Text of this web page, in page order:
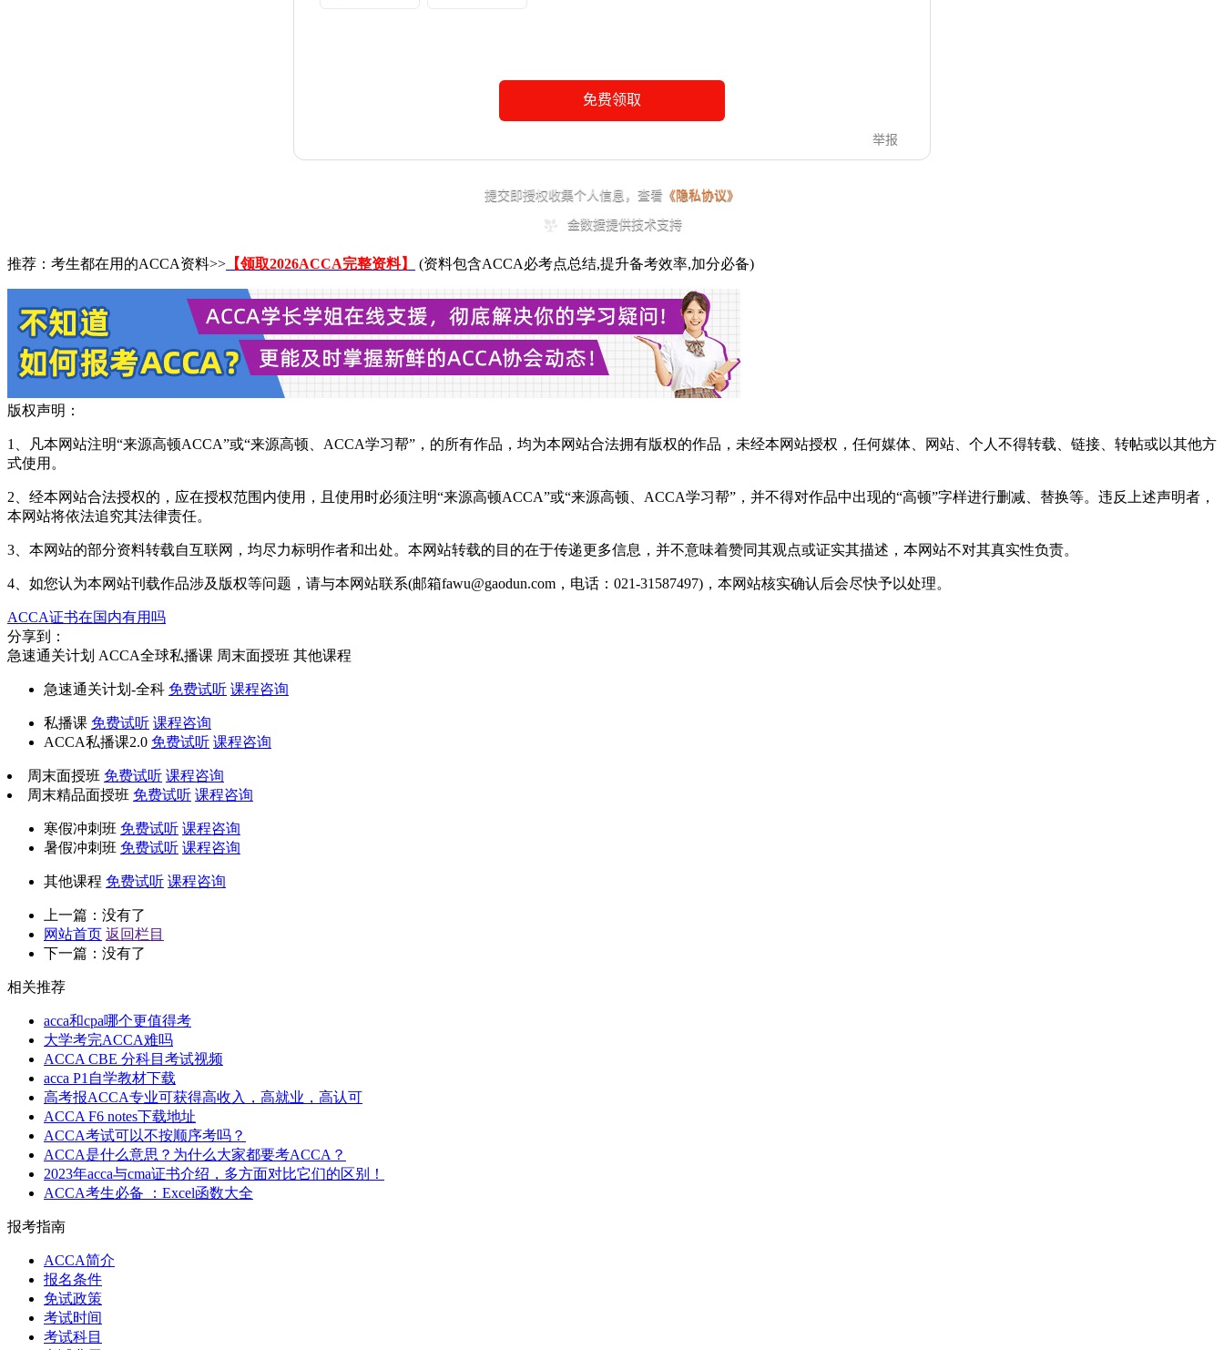
推荐：考生都在用的ACCA资料>> 【领取2026ACCA完整资料】 (资料包含ACCA必考点总结,提升备考效率,加分必备)
版权声明：
1、凡本网站注明“来源高顿ACCA”或“来源高顿、ACCA学习帮”，的所有作品，均为本网站合法拥有版权的作品，未经本网站授权，任何媒体、网站、个人不得转载、链接、转帖或以其他方
式使用。
2、经本网站合法授权的，应在授权范围内使用，且使用时必须注明“来源高顿ACCA”或“来源高顿、ACCA学习帮”，并不得对作品中出现的“高顿”字样进行删减、替换等。违反上述声明者，
本网站将依法追究其法律责任。
3、本网站的部分资料转载自互联网，均尽力标明作者和出处。本网站转载的目的在于传递更多信息，并不意味着赞同其观点或证实其描述，本网站不对其真实性负责。
4、如您认为本网站刊载作品涉及版权等问题，请与本网站联系(邮箱fawu@gaodun.com，电话：021-31587497)，本网站核实确认后会尽快予以处理。
ACCA证书在国内有用吗
分享到：
急速通关计划 ACCA全球私播课 周末面授班 其他课程
急速通关计划-全科 免费试听 课程咨询
私播课 免费试听 课程咨询
ACCA私播课2.0 免费试听 课程咨询
周末面授班 免费试听 课程咨询
周末精品面授班 免费试听 课程咨询
寒假冲刺班 免费试听 课程咨询
暑假冲刺班 免费试听 课程咨询
其他课程 免费试听 课程咨询
上一篇：没有了
网站首页 返回栏目
下一篇：没有了
相关推荐
acca和cpa哪个更值得考
大学考完ACCA难吗
ACCA CBE 分科目考试视频
acca P1自学教材下载
高考报ACCA专业可获得高收入，高就业，高认可
ACCA F6 notes下载地址
ACCA考试可以不按顺序考吗？
ACCA是什么意思？为什么大家都要考ACCA？
2023年acca与cma证书介绍，多方面对比它们的区别！
ACCA考生必备 ：Excel函数大全
报考指南
ACCA简介
报名条件
免试政策
考试时间
考试科目